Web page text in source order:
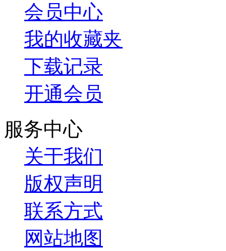
会员中心
我的收藏夹
下载记录
开通会员
服务中心
关于我们
版权声明
联系方式
网站地图